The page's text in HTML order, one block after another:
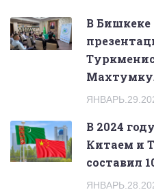
В Бишкеке
В 2024
Китаем и
составил